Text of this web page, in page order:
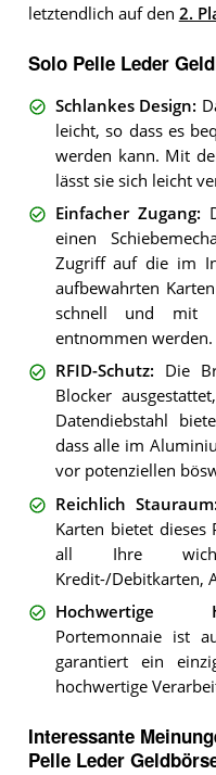
letztendlich auf den 2.
Solo Pelle Leder
Schlankes Design:
leicht, so dass es
werden kann. Mit
lässt sie sich leicht
Einfacher Zugang:
einen
Zugriff auf die im
aufbewahrten
schnell und mit
entnommen werden.
RFID-Schutz: Die
Blocker
Datendiebstahl
dass alle im
vor potenziellen
Reichlich Stauraum
Karten bietet
all Ihre
Kredit-/Debitkarten,
Hochwertige
Portemonnaie ist
garantiert ein
hochwertige
Interessante
Pelle Leder